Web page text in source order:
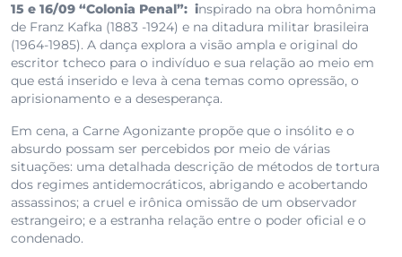
15 e 16/09 “Colonia Penal”: inspirado na obra homônima
de Franz Kafka (1883 -1924) e na ditadura militar brasileira
(1964-1985). A dança explora a visão ampla e original do
escritor tcheco para o indivíduo e sua relação ao meio em
que está inserido e leva à cena temas como opressão, o
aprisionamento e a desesperança.
Em cena, a Carne Agonizante propõe que o insólito e o
absurdo possam ser percebidos por meio de várias
situações: uma detalhada descrição de métodos de tortura
dos regimes antidemocráticos, abrigando e acobertando
assassinos; a cruel e irônica omissão de um observador
estrangeiro; e a estranha relação entre o poder oficial e o
condenado.